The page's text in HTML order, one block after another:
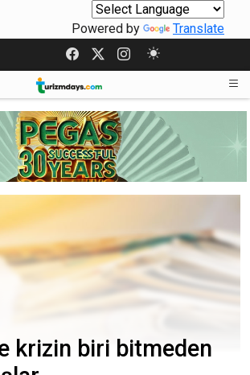
Powered by Translate
krizin biri bitmeden